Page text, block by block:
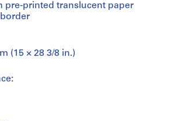
pre-printed translucent paper
(15 × 28 3/8 in.)